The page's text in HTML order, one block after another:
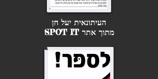
העיתונאית יעל חן
מתוך אתר SPOT IT